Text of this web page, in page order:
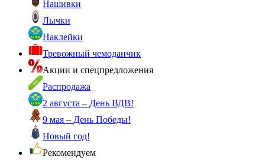
Нашивки
Лычки
Наклейки
Тревожный чемоданчик
Акции и спецпредложения
Распродажа
2 августа – День ВДВ!
9 мая – День Победы!
Новый год!
Рекомендуем